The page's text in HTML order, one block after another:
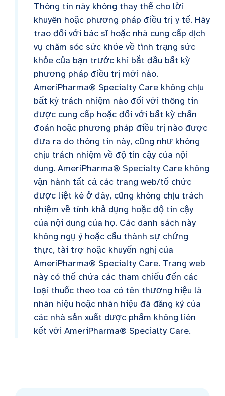
Thông tin này không thay thế cho lời
khuyên hoặc phương pháp điều trị y tế. Hãy
trao đổi với bác sĩ hoặc nhà cung cấp dịch
vụ chăm sóc sức khỏe về tình trạng sức
khỏe của bạn trước khi bắt đầu bất kỳ
phương pháp điều trị mới nào.
AmeriPharma® Specialty Care không chịu
bất kỳ trách nhiệm nào đối với thông tin
được cung cấp hoặc đối với bất kỳ chẩn
đoán hoặc phương pháp điều trị nào được
đưa ra do thông tin này, cũng như không
chịu trách nhiệm về độ tin cậy của nội
dung. AmeriPharma® Specialty Care không
vận hành tất cả các trang web/tổ chức
được liệt kê ở đây, cũng không chịu trách
nhiệm về tính khả dụng hoặc độ tin cậy
của nội dung của họ. Các danh sách này
không ngụ ý hoặc cấu thành sự chứng
thực, tài trợ hoặc khuyến nghị của
AmeriPharma® Specialty Care. Trang web
này có thể chứa các tham chiếu đến các
loại thuốc theo toa có tên thương hiệu là
nhãn hiệu hoặc nhãn hiệu đã đăng ký của
các nhà sản xuất dược phẩm không liên
kết với AmeriPharma® Specialty Care.